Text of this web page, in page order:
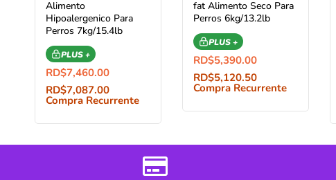
Alimento
Hipoalergenico Para
Perros 7kg/15.4lb
PLUS +
RD$7,460.00
RD$7,087.00
Compra Recurrente
fat Alimento Seco Para
Perros 6kg/13.2lb
PLUS +
RD$5,390.00
RD$5,120.50
Compra Recurrente